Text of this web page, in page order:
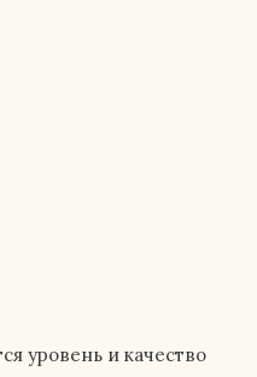
уровень и качество